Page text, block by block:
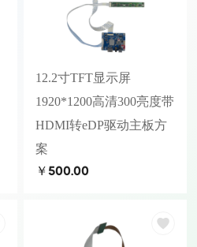
12.2寸TFT显示屏
1920*1200高清300亮度带
HDMI转eDP驱动主板方
案
￥500.00